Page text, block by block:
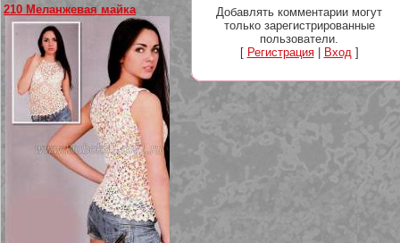
210 Меланжевая майка
Добавлять комментарии могут
только зарегистрированные
пользователи.
[ Регистрация| Вход]